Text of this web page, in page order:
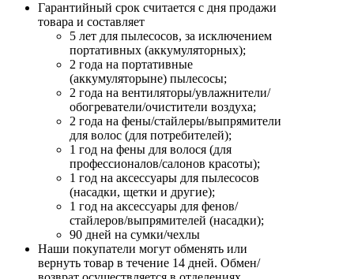
Гарантийный срок считается с дня продажи
товара и составляет
5 лет для пылесосов, за исключением
портативных (аккумуляторных);
2 года на портативные
(аккумуляторыне) пылесосы;
2 года на вентиляторы/увлажнители/
обогреватели/очистители воздуха;
2 года на фены/стайлеры/выпрямители
для волос (для потребителей);
1 год на фены для волося (для
профессионалов/салонов красоты);
1 год на аксессуары для пылесосов
(насадки, щетки и другие);
1 год на аксессуары для фенов/
стайлеров/выпрямителей (насадки);
90 дней на сумки/чехлы
Наши покупатели могут обменять или
вернуть товар в течение 14 дней. Обмен/